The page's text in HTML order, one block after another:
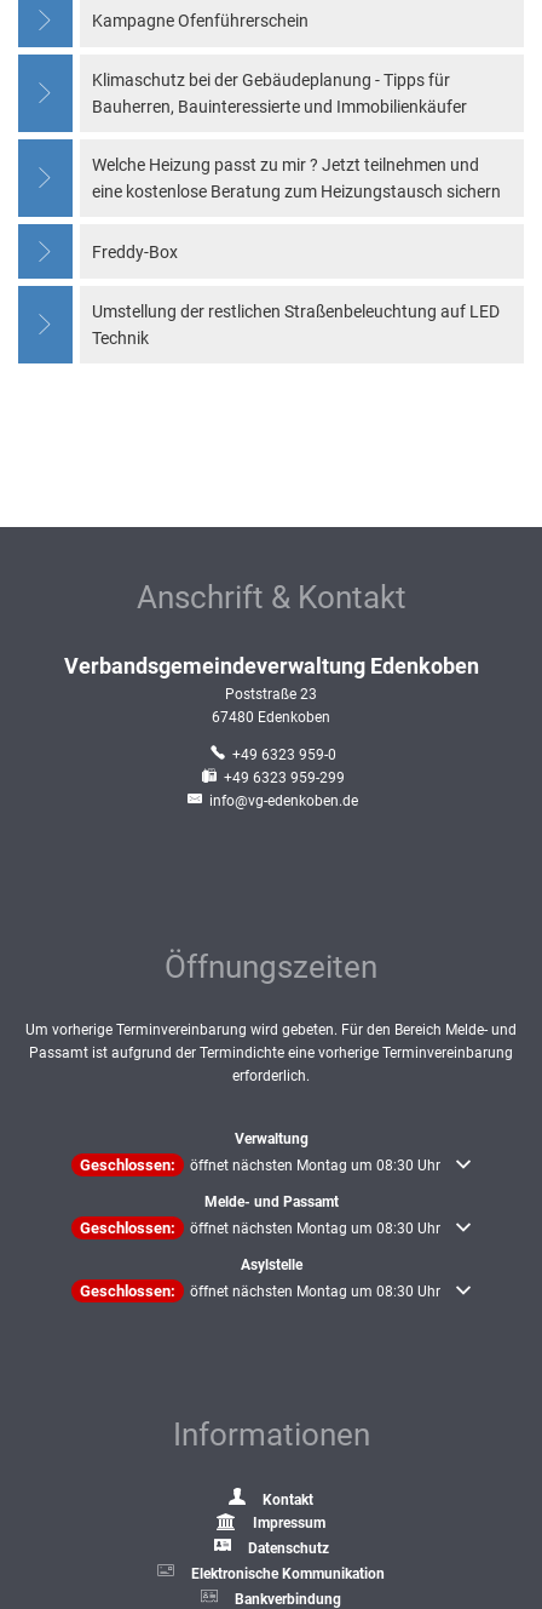
Kampagne Ofenführerschein
Klimaschutz bei der Gebäudeplanung - Tipps für
Bauherren, Bauinteressierte und Immobilienkäufer
Welche Heizung passt zu mir ? Jetzt teilnehmen und
eine kostenlose Beratung zum Heizungstausch sichern
Freddy-Box
Umstellung der restlichen Straßenbeleuchtung auf LED
Technik
Anschrift & Kontakt
Verbandsgemeindeverwaltung Edenkoben
Poststraße 23
67480 Edenkoben
+49 6323 959-0
+49 6323 959-299
info@vg-edenkoben.de
Öffnungszeiten
Um vorherige Terminvereinbarung wird gebeten. Für den Bereich Melde- und
Passamt ist aufgrund der Termindichte eine vorherige Terminvereinbarung
erforderlich.
Verwaltung
Klicken, um weitere Öffnungs- oder Schließzeiten auszublenden
Geschlossen: öffnet nächsten Montag um 08:30 Uhr
Melde- und Passamt
Klicken, um weitere Öffnungs- oder Schließzeiten auszublenden
Geschlossen: öffnet nächsten Montag um 08:30 Uhr
Asylstelle
Klicken, um weitere Öffnungs- oder Schließzeiten auszublenden
Geschlossen: öffnet nächsten Montag um 08:30 Uhr
Informationen
Kontakt
Impressum
Datenschutz
Elektronische Kommunikation
Bankverbindung